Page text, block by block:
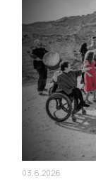
03.6.2026